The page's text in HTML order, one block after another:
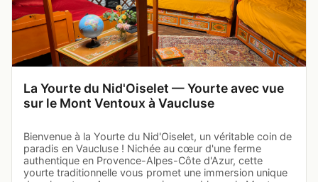
La Yourte du Nid'Oiselet — Yourte avec vue
sur le Mont Ventoux à Vaucluse
Bienvenue à la Yourte du Nid'Oiselet, un véritable coin de
paradis en Vaucluse ! Nichée au cœur d'une ferme
authentique en Provence-Alpes-Côte d'Azur, cette
yourte traditionnelle vous promet une immersion unique